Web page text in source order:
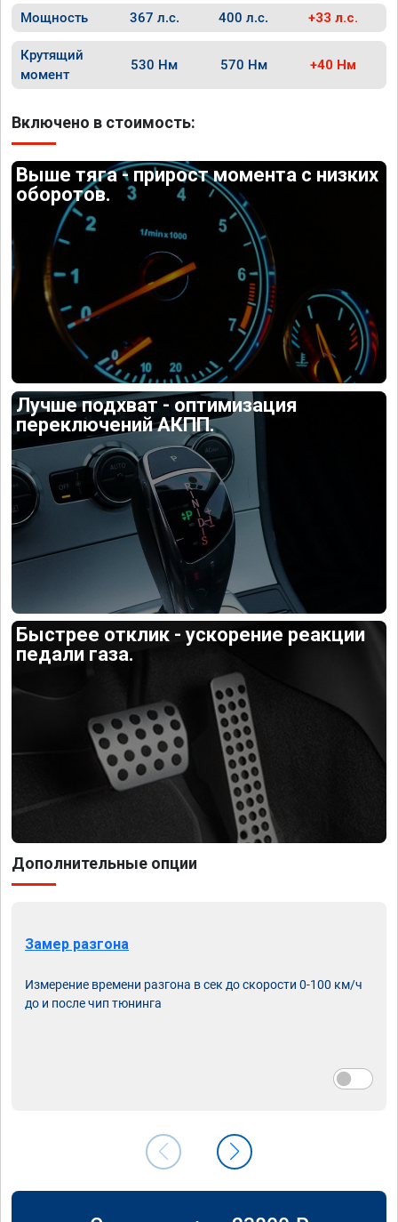
Мощность 367 л.с. 400 л.с. +33 л.с.
Крутящий
момент
530 Нм 570 Нм +40 Нм
Включено в стоимость:
Выше тяга - прирост момента с низких
оборотов.
Лучше подхват - оптимизация
переключений АКПП.
Быстрее отклик - ускорение реакции
педали газа.
Дополнительные опции
Замер разгона
Измерение времени разгона в сек до скорости 0-100 км/ч
до и после чип тюнинга